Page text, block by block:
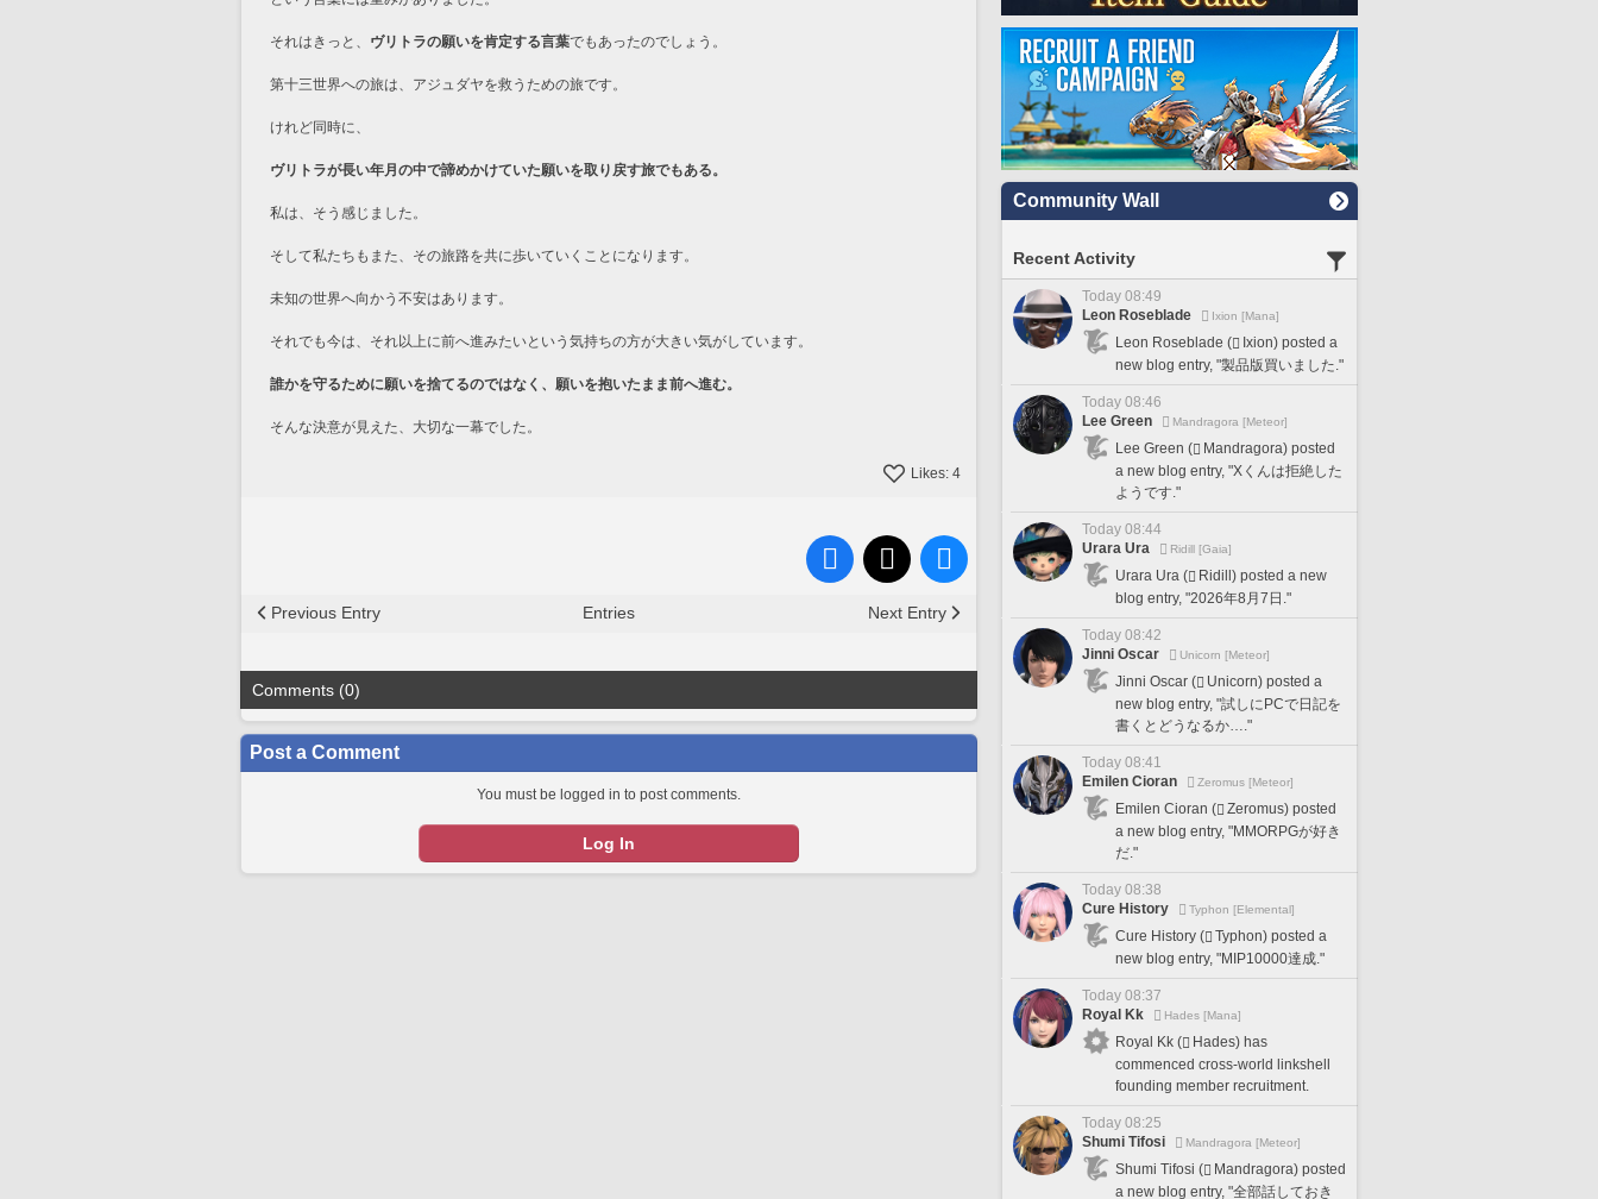
それはきっと、 ヴリトラの願いを肯定する言葉でもあったのでしょう。
第十三世界への旅は、アジュダヤを救うための旅です。
けれど同時に、
ヴリトラが長い年月の中で諦めかけていた願いを取り戻す旅でもある。
私は、そう感じました。
そして私たちもまた、その旅路を共に歩いていくことになります。
未知の世界へ向かう不安はあります。
それでも今は、それ以上に前へ進みたいという気持ちの方が大きい気がしています。
誰かを守るために願いを捨てるのではなく、願いを抱いたまま前へ進む。
そんな決意が見えた、大切な一幕でした。
Likes: 4
Previous Entry Entries Next Entry
Comments (0)
Post a Comment
You must be logged in to post comments.
Log In
Community Wall
Recent Activity
Today 08:49
Leon Roseblade
Ixion [Mana]
Leon Roseblade (
Ixion) posted a
new blog entry, "製品版買いました."
Today 08:46
Lee Green
Mandragora [Meteor]
Lee Green (
Mandragora) posted
a new blog entry, "Xくんは拒絶した
ようです."
Today 08:44
Urara Ura
Ridill [Gaia]
Urara Ura (
Ridill) posted a new
blog entry, "2026年8月7日."
Today 08:42
Jinni Oscar
Unicorn [Meteor]
Jinni Oscar (
Unicorn) posted a
new blog entry, "試しにPCで日記を
書くとどうなるか…."
Today 08:41
Emilen Cioran
Zeromus [Meteor]
Emilen Cioran (
Zeromus) posted
a new blog entry, "MMORPGが好き
だ."
Today 08:38
Cure History
Typhon [Elemental]
Cure History (
Typhon) posted a
new blog entry, "MIP10000達成."
Today 08:37
Royal Kk
Hades [Mana]
Royal Kk (
Hades) has
commenced cross-world linkshell
founding member recruitment.
Today 08:25
Shumi Tifosi
Mandragora [Meteor]
Shumi Tifosi (
Mandragora) posted
a new blog entry, "全部話しておき